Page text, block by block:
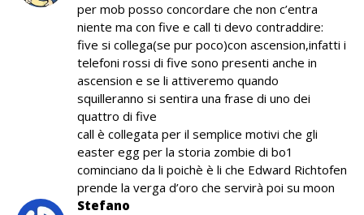
per mob posso concordare che non c’entra
niente ma con five e call ti devo contraddire:
five si collega(se pur poco)con ascension,infatti i
telefoni rossi di five sono presenti anche in
ascension e se li attiveremo quando
squilleranno si sentira una frase di uno dei
quattro di five
call è collegata per il semplice motivi che gli
easter egg per la storia zombie di bo1
cominciano da li poichè è li che Edward Richtofen
prende la verga d’oro che servirà poi su moon
Stefano